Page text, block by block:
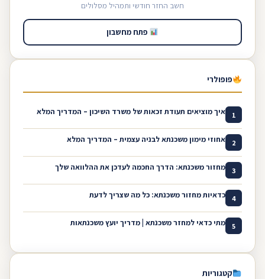
חשב החזר חודשי ותמהיל מסלולים
פתח מחשבון
פופולרי
1 איך מוציאים תעודת זכאות של משרד השיכון – המדריך המלא
2 אחוזי מימון משכנתא לבניה עצמית – המדריך המלא
3 מחזור משכנתא: הדרך החכמה לעדכן את ההלוואה שלך
4 כדאיות מחזור משכנתא: כל מה שצריך לדעת
5 מתי כדאי למחזר משכנתא | מדריך יועץ משכנתאות
קטגוריות